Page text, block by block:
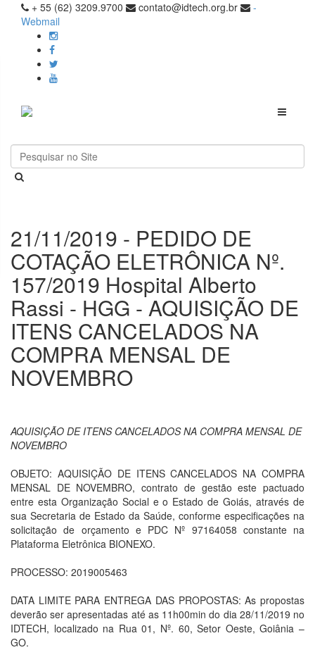
+ 55 (62) 3209.9700 contato@idtech.org.br
-
Webmail
Toggle
21/11/2019 - PEDIDO DE
COTAÇÃO ELETRÔNICA Nº.
157/2019 Hospital Alberto
Rassi - HGG - AQUISIÇÃO DE
ITENS CANCELADOS NA
COMPRA MENSAL DE
NOVEMBRO
AQUISIÇÃO DE ITENS CANCELADOS NA COMPRA MENSAL DE
NOVEMBRO
OBJETO: AQUISIÇÃO DE ITENS CANCELADOS NA COMPRA
MENSAL DE NOVEMBRO, contrato de gestão este pactuado
entre esta Organização Social e o Estado de Goiás, através de
sua Secretaria de Estado da Saúde, conforme especificações na
solicitação de orçamento e PDC Nº 97164058 constante na
Plataforma Eletrônica BIONEXO.
PROCESSO: 2019005463
DATA LIMITE PARA ENTREGA DAS PROPOSTAS: As propostas
deverão ser apresentadas até as 11h00min do dia 28/11/2019 no
IDTECH, localizado na Rua 01, Nº. 60, Setor Oeste, Goiânia –
GO.